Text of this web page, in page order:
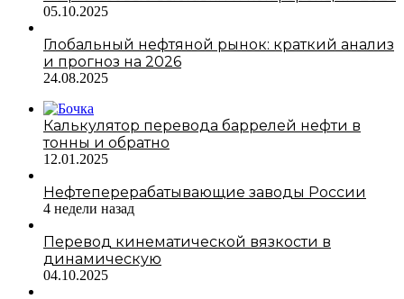
05.10.2025
Глобальный нефтяной рынок: краткий анализ
и прогноз на 2026
24.08.2025
Калькулятор перевода баррелей нефти в
тонны и обратно
12.01.2025
Нефтеперерабатывающие заводы России
4 недели назад
Перевод кинематической вязкости в
динамическую
04.10.2025